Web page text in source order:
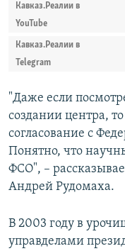
Кавказ.Реалии в
YouTube
Кавказ.Реалии в
Telegram
"Даже если
создании центра,
согласование с
Понятно, что
ФСО", –
Андрей Рудомаха.
В 2003 году в
управделами